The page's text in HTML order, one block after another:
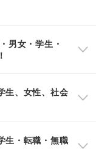
男女・学生・
生、女性、社会
生・転職・無職